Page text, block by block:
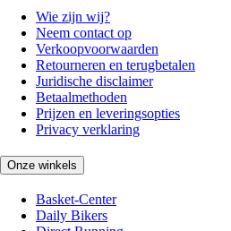
Wie zijn wij?
Neem contact op
Verkoopvoorwaarden
Retourneren en terugbetalen
Juridische disclaimer
Betaalmethoden
Prijzen en leveringsopties
Privacy verklaring
Onze winkels
Basket-Center
Daily Bikers